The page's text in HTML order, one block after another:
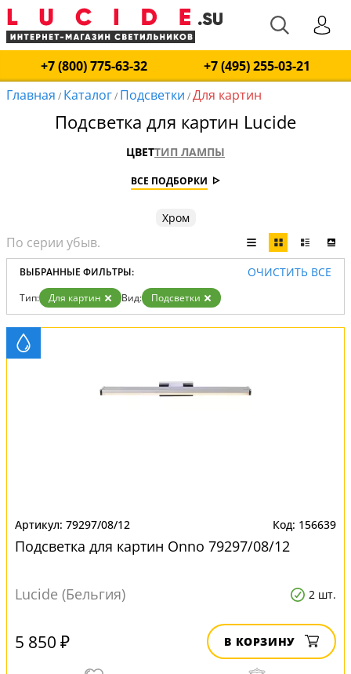
+7 (800) 775-63-32
+7 (495) 255-03-21
Главная / Каталог/ Подсветки /Для картин
Подсветка для картин Lucide
ЦВЕТТИП ЛАМПЫ
ВСЕ ПОДБОРКИ
Хром
ВЫБРАННЫЕ ФИЛЬТРЫ: ОЧИСТИТЬ ВСЕ
Тип: Для картин Вид: Подсветки
79297/08/12 156639
Подсветка для картин Onno 79297/08/12
Lucide (Бельгия) 2 шт.
5 850 ₽ В КОРЗИНУ